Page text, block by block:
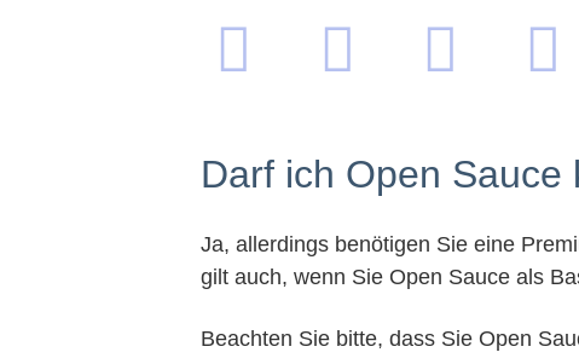
Darf ich Open
Ja, allerdings benötigen Sie eine
gilt auch, wenn Sie Open Sauce als
Beachten Sie bitte, dass Sie Open